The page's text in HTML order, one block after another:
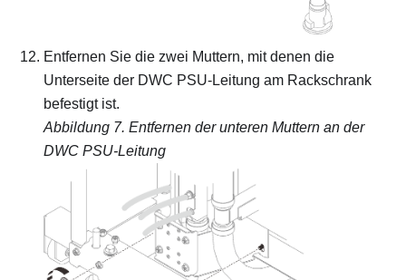
Entfernen Sie die zwei Muttern, mit denen die
Unterseite der DWC PSU-Leitung am Rackschrank
befestigt ist.
Abbildung 7. Entfernen der unteren Muttern an der
DWC PSU-Leitung